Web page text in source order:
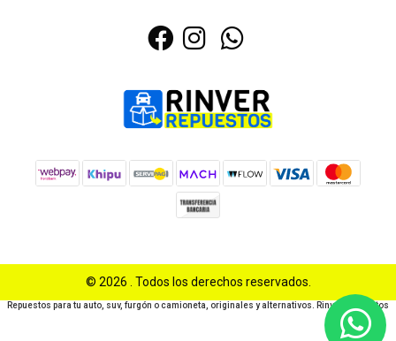
© 2026 . Todos los derechos reservados.
Repuestos para tu auto, suv, furgón o camioneta, originales y alternativos. Rinver Repuestos